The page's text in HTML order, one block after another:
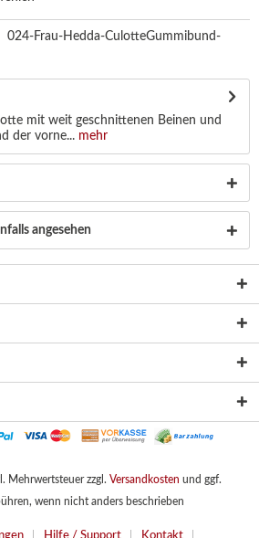
024-Frau-Hedda-CulotteGummibund-
mit weit geschnittenen Beinen und
der vorne... mehr
angesehen
Mehrwertsteuer zzgl. Versandkosten und ggf.
wenn nicht anders beschrieben